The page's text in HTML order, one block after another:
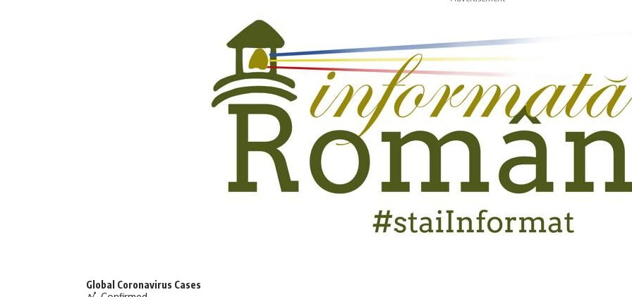
Global Coronavirus Cases